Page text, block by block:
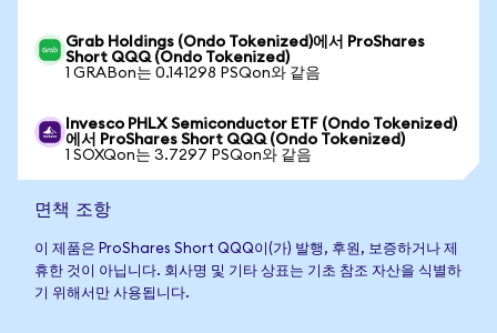
Grab Holdings (Ondo Tokenized)에서 ProShares
Short QQQ (Ondo Tokenized)
1 GRABon는 0.141298 PSQon와 같음
Invesco PHLX Semiconductor ETF (Ondo Tokenized)
에서 ProShares Short QQQ (Ondo Tokenized)
1 SOXQon는 3.7297 PSQon와 같음
면책 조항
이 제품은 ProShares Short QQQ이(가) 발행, 후원, 보증하거나 제
휴한 것이 아닙니다. 회사명 및 기타 상표는 기초 참조 자산을 식별하
기 위해서만 사용됩니다.